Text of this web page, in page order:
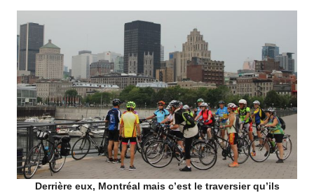
Derrière eux, Montréal mais c’est le traversier qu’ils